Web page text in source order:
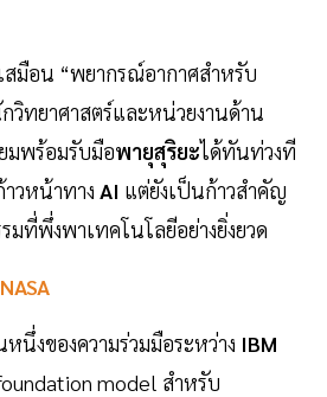
สมือน “พยากรณ์อากาศสำหรับ
วิทยาศาสตร์และหน่วยงานด้าน
มพร้อมรับมือพายุสุริยะได้ทันท่วงที
วหน้าทาง AI แต่ยังเป็นก้าวสำคัญ
มที่พึ่งพาเทคโนโลยีอย่างยิ่งยวด
นึ่งของความร่วมมือระหว่าง IBM
model สำหรับ